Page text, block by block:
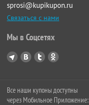
sprosi@kupikupon.ru
Связаться с нами
Мы в Соцсетях
Все наши купоны доступны
через Мобильное Приложение: